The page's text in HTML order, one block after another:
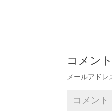
コメン
メールアドレ